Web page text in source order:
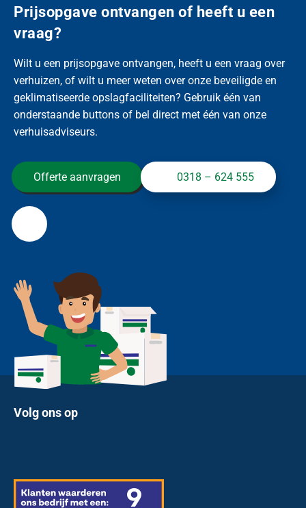
Prijsopgave ontvangen of heeft u een
vraag?
Wilt u een prijsopgave ontvangen, heeft u een vraag over
verhuizen, of wilt u meer weten over onze beveiligde en
geklimatiseerde opslagfaciliteiten? Gebruik één van
onderstaande buttons of bel direct met één van onze
verhuisadviseurs.
Offerte aanvragen 0318 – 624 555
Volg ons op